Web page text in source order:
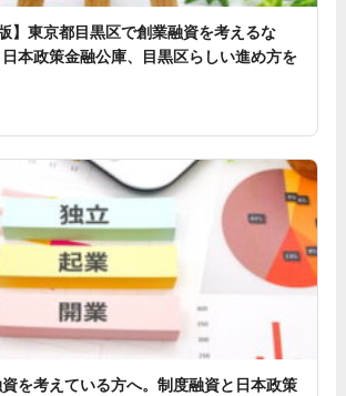
】東京都目黒区で創業融資を考えるな
本政策金融公庫、目黒区らしい進め方を
を考えている方へ。制度融資と日本政策